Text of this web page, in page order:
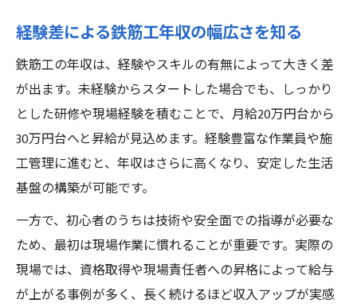
経験差による鉄筋工年収の幅広さを知る
鉄筋工の年収は、経験やスキルの有無によって大きく差
が出ます。未経験からスタートした場合でも、しっかり
とした研修や現場経験を積むことで、月給20万円台から
30万円台へと昇給が見込めます。経験豊富な作業員や施
工管理に進むと、年収はさらに高くなり、安定した生活
基盤の構築が可能です。
一方で、初心者のうちは技術や安全面での指導が必要な
ため、最初は現場作業に慣れることが重要です。実際の
現場では、資格取得や現場責任者への昇格によって給与
が上がる事例が多く、長く続けるほど収入アップが実感